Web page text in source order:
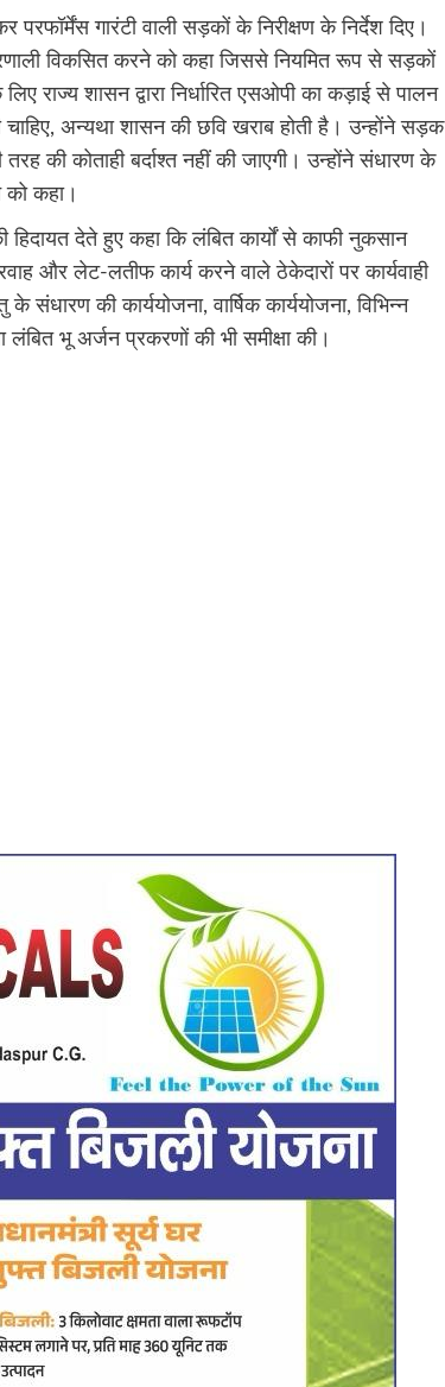
गारंटी वाली सड़कों के निरीक्षण के निर्देश दिए।
विकसित करने को कहा जिससे नियमित रूप से सड़कों
राज्य शासन द्वारा निर्धारित एसओपी का कड़ाई से पालन
चाहिए, अन्यथा शासन की छवि खराब होती है। उन्होंने सड़क
की कोताही बर्दाश्त नहीं की जाएगी। उन्होंने संधारण के
को कहा।
हिदायत देते हुए कहा कि लंबित कार्यों से काफी नुकसान
और लेट-लतीफ कार्य करने वाले ठेकेदारों पर कार्यवाही
की कार्ययोजना, वार्षिक कार्ययोजना, विभिन्न
भू अर्जन प्रकरणों की भी समीक्षा की।